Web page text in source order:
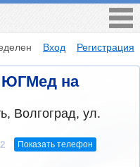
Вход Регистрация
ЮГМед на
Волгоград, ул.
Показать телефон